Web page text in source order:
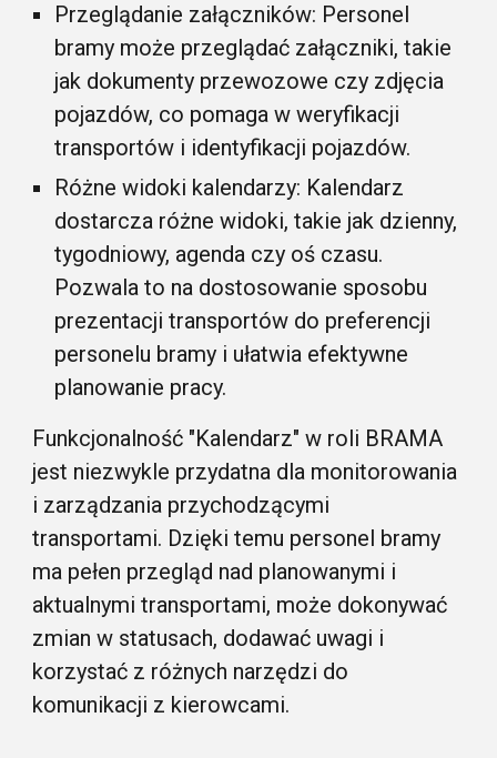
Przeglądanie załączników: Personel
bramy może przeglądać załączniki, takie
jak dokumenty przewozowe czy zdjęcia
pojazdów, co pomaga w weryfikacji
transportów i identyfikacji pojazdów.
Różne widoki kalendarzy: Kalendarz
dostarcza różne widoki, takie jak dzienny,
tygodniowy, agenda czy oś czasu.
Pozwala to na dostosowanie sposobu
prezentacji transportów do preferencji
personelu bramy i ułatwia efektywne
planowanie pracy.
Funkcjonalność "Kalendarz" w roli BRAMA
jest niezwykle przydatna dla monitorowania
i zarządzania przychodzącymi
transportami. Dzięki temu personel bramy
ma pełen przegląd nad planowanymi i
aktualnymi transportami, może dokonywać
zmian w statusach, dodawać uwagi i
korzystać z różnych narzędzi do
komunikacji z kierowcami.